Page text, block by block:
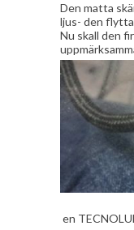
Den matta
ljus- den
Nu skall den
en